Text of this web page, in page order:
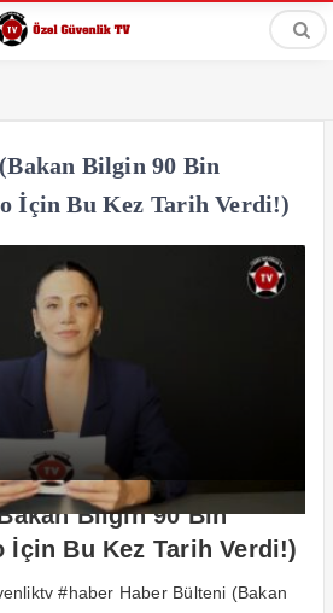
Bilgin 90 Bin
İçin Bu Kez Tarih Verdi!)
Bilgin 90 Bin
İçin Bu Kez Tarih Verdi!)
#haber Haber Bülteni (Bakan